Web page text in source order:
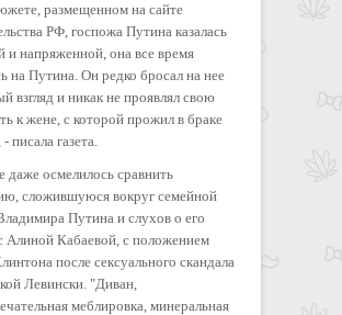
размещенном на сайте
РФ, госпожа Путина казалась
и напряженной, она все время
на Путина. Он редко бросал на нее
взгляд и никак не проявлял свою
к жене, с которой прожил в браке
писала газета.
даже осмелилось сравнить
сложившуюся вокруг семейной
Путина и слухов о его
Алиной Кабаевой, с положением
после сексуального скандала
Левински. "Диван,
меблировка, минеральная